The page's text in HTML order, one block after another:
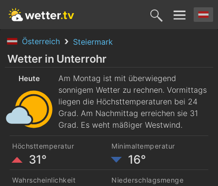
Österreich Steiermark
Heute
10. Aug.
Morgen
11. Aug. 12. Aug. 13. Aug.
Wetter in Unterrohr
Heute
Am Montag ist mit überwiegend
sonnigem Wetter zu rechnen. Vormittags
liegen die Höchsttemperaturen bei 24
Grad. Am Nachmittag erreichen sie 31
Grad. Es weht mäßiger Westwind.
Höchsttemperatur
31°
Minimaltemperatur
16°
Wahrscheinlichkeit Niederschlagsmenge